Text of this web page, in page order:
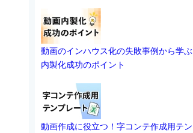
動画のインハウス化の失敗事例から学ぶ
内製化成功のポイント
動画作成に役立つ！字コンテ作成用テン